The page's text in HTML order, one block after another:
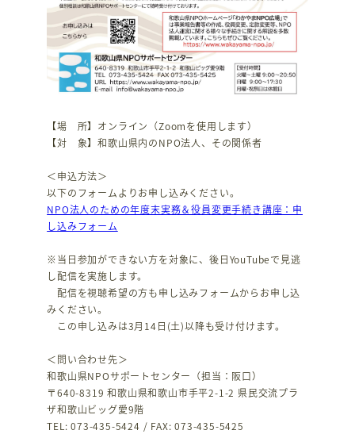
【場 所】オンライン（Zoomを使用します）
【対 象】和歌山県内のNPO法人、その関係者
＜申込方法＞
以下のフォームよりお申し込みください。
NPO法人のための年度末実務＆役員変更手続き講座：申
し込みフォーム
※当日参加ができない方を対象に、後日YouTubeで見逃
し配信を実施します。
配信を視聴希望の方も申し込みフォームからお申し込
みください。
この申し込みは3月14日(土)以降も受け付けます。
＜問い合わせ先＞
和歌山県NPOサポートセンター（担当：阪口）
〒640-8319 和歌山県和歌山市手平2-1-2 県民交流プラ
ザ和歌山ビッグ愛9階
TEL: 073-435-5424 / FAX: 073-435-5425